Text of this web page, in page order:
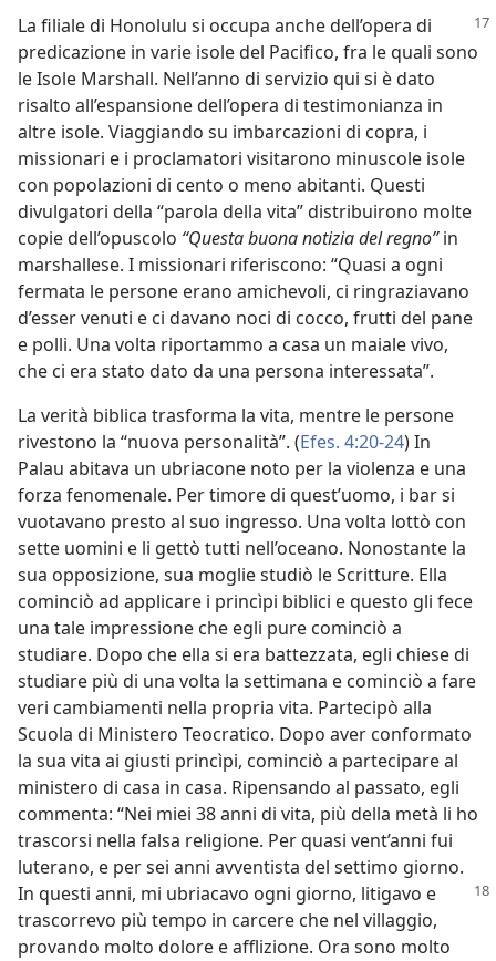
La filiale di Honolulu si occupa anche dell’opera di
predicazione in varie isole del Pacifico, fra le quali sono
le Isole Marshall. Nell’anno di servizio qui si è dato
risalto all’espansione dell’opera di testimonianza in
altre isole. Viaggiando su imbarcazioni di copra, i
missionari e i proclamatori visitarono minuscole isole
con popolazioni di cento o meno abitanti. Questi
divulgatori della “parola della vita” distribuirono molte
copie dell’opuscolo “Questa buona notizia del regno”in
marshallese. I missionari riferiscono: “Quasi a ogni
fermata le persone erano amichevoli, ci ringraziavano
d’esser venuti e ci davano noci di cocco, frutti del pane
e polli. Una volta riportammo a casa un maiale vivo,
che ci era stato dato da una persona interessata”.
La verità biblica trasforma la vita, mentre le persone
rivestono la “nuova personalità”. (Efes. 4:20-24) In
Palau abitava un ubriacone noto per la violenza e una
forza fenomenale. Per timore di quest’uomo, i bar si
vuotavano presto al suo ingresso. Una volta lottò con
sette uomini e li gettò tutti nell’oceano. Nonostante la
sua opposizione, sua moglie studiò le Scritture. Ella
cominciò ad applicare i princìpi biblici e questo gli fece
una tale impressione che egli pure cominciò a
studiare. Dopo che ella si era battezzata, egli chiese di
studiare più di una volta la settimana e cominciò a fare
veri cambiamenti nella propria vita. Partecipò alla
Scuola di Ministero Teocratico. Dopo aver conformato
la sua vita ai giusti princìpi, cominciò a partecipare al
ministero di casa in casa. Ripensando al passato, egli
commenta: “Nei miei 38 anni di vita, più della metà li ho
trascorsi nella falsa religione. Per quasi vent’anni fui
luterano, e per sei anni avventista del settimo giorno.
In questi anni, mi ubriacavo ogni giorno, litigavo e
trascorrevo più tempo in carcere che nel villaggio,
provando molto dolore e afflizione. Ora sono molto